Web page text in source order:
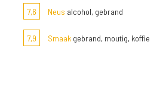
7,6 Neus alcohol, gebrand
7,9 Smaak gebrand, moutig, koffie